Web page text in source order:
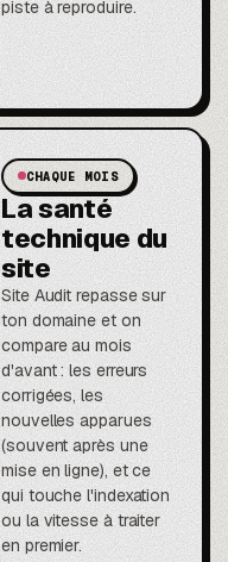
piste à reproduire.
CHAQUE MOIS
La santé
technique du
site
Site Audit repasse sur
ton domaine et on
compare au mois
d'avant : les erreurs
corrigées, les
nouvelles apparues
(souvent après une
mise en ligne), et ce
qui touche l'indexation
ou la vitesse à traiter
en premier.